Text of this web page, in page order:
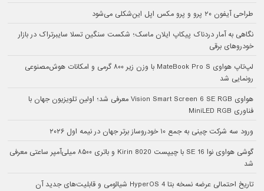
طراحی آیفون ۲۰ پرو و پرو مکس اپل این‌شکلی می‌شود
نگاهی به آمار دردناک پیکاپ ایلان ماسک؛ شکست سنگین تسلا سایبرتراک در بازار
خودروهای برقی
لپ‌تاپ هواوی MateBook Pro S با وزن زیر ۸۰۰ گرمی و امکانات هوش‌مصنوعی
رونمایی شد
هواوی Vision Smart Screen 6 SE RGB معرفی شد؛ اولین تلویزیون جهان با
فناوری MiniLED RGB
ورود سه شرکت چینی به جمع ۱۰ خودروساز برتر جهان در نیمه اول ۲۰۲۶
گوشی هواوی نوا 16 SE با چیپست Kirin 8020 و باتری ۸۵۰۰ میلی‌آمپر ساعتی معرفی
شد
تاریخ احتمالی عرضه نسخه بتا HyperOS 4 شیائومی و قابلیت‌های جدید آن